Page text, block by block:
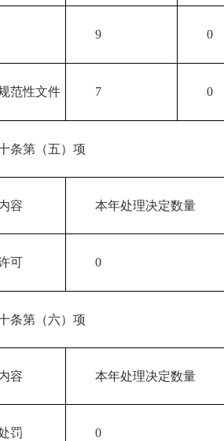
9 0
范性文件 7 0
条第（五）项
容 本年处理决定数量
可 0
条第（六）项
容 本年处理决定数量
罚 0